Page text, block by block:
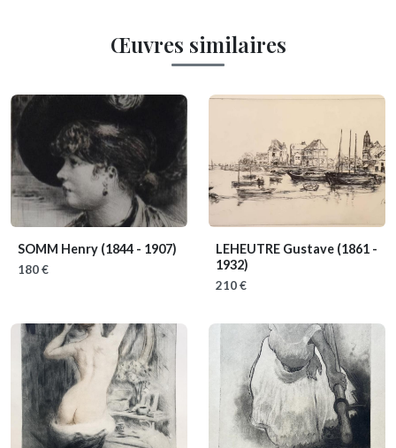
Œuvres similaires
SOMM Henry (1844 - 1907)
180 €
LEHEUTRE Gustave (1861 -
1932)
210 €